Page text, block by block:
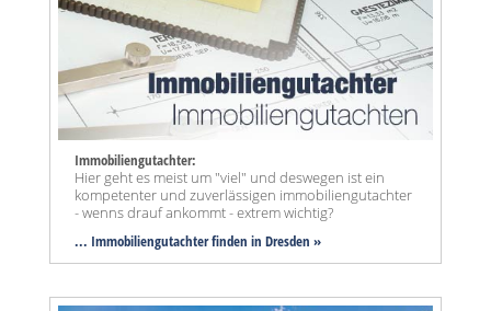
Immobiliengutachter:
Hier geht es meist um "viel" und deswegen ist ein
kompetenter und zuverlässigen immobiliengutachter
- wenns drauf ankommt - extrem wichtig?
... Immobiliengutachter finden in Dresden »